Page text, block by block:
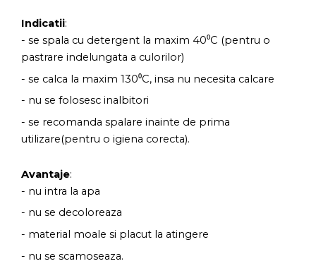
Indicatii:
- se spala cu detergent la maxim 40⁰C (pentru o
pastrare indelungata a culorilor)
- se calca la maxim 130⁰C, insa nu necesita calcare
- nu se folosesc inalbitori
- se recomanda spalare inainte de prima
utilizare(pentru o igiena corecta).
Avantaje:
- nu intra la apa
- nu se decoloreaza
- material moale si placut la atingere
- nu se scamoseaza.